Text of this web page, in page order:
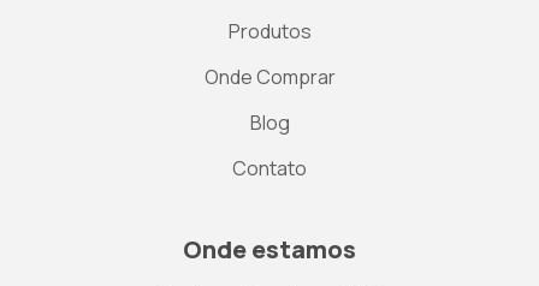
Produtos
Onde Comprar
Blog
Contato
Onde estamos